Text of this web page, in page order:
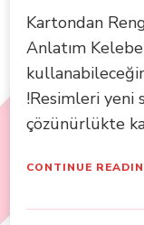
Kartondan
Anlatım
!Resimleri yeni
çözünürlükte
CONTINUE